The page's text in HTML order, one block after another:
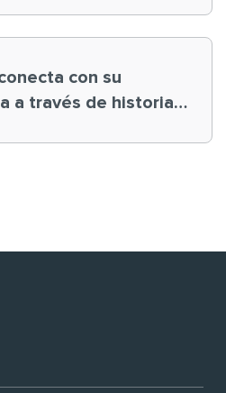
con su
a través de historias